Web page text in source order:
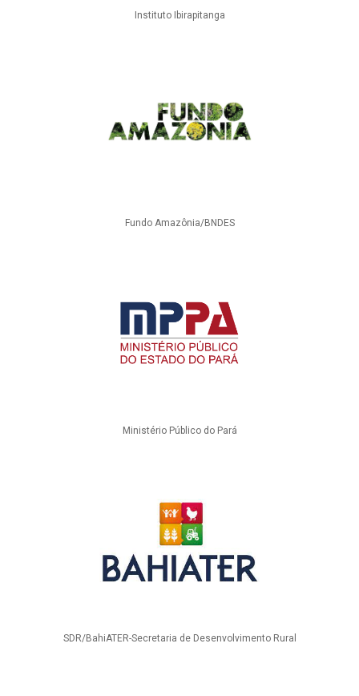
Instituto Ibirapitanga
Fundo Amazônia/BNDES
Ministério Público do Pará
SDR/BahiATER-Secretaria de Desenvolvimento Rural